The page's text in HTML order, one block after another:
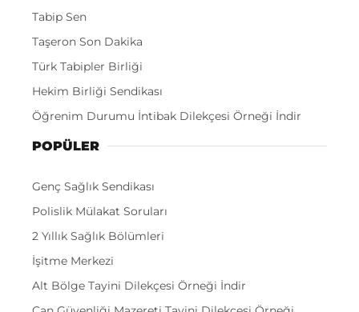
Tabip Sen
Taşeron Son Dakika
Türk Tabipler Birliği
Hekim Birliği Sendikası
Öğrenim Durumu İntibak Dilekçesi Örneği İndir
POPÜLER
Genç Sağlık Sendikası
Polislik Mülakat Soruları
2 Yıllık Sağlık Bölümleri
İşitme Merkezi
Alt Bölge Tayini Dilekçesi Örneği İndir